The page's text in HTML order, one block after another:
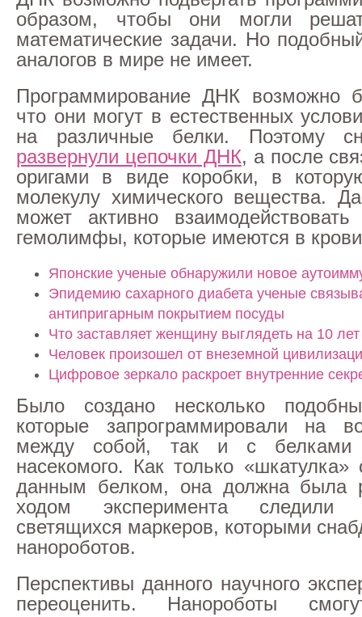
образом, чтобы они могли
математические задачи. Но
аналогов в мире не имеет.
Программирование ДНК возможно
что они могут в естественных
на различные белки. Поэтому
развернули цепочки ДНК, а после
оригами в виде коробки, в
молекулу химического вещества.
может активно
гемолимфы, которые имеются в
Японские ученые обнаружили новое
Эпидемию сахарного диабета ученые
антипригарным покрытием посуды
Что заставляет женщину выглядеть на 10
Человек произошел от внеземной
Цифровое зеркало раскроет внутренние
Было создано несколько
которые запрограммировали на
между собой, так и с белками
насекомого. Как только «шкатулка»
данным белком, она должна была
ходом эксперимента
светящихся маркеров, которыми
нанороботов.
Перспективы данного научного
переоценить. Нанороботы